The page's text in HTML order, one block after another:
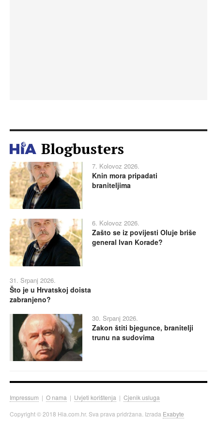
Blogbusters
7. Kolovoz 2026.
Knin mora pripadati
braniteljima
6. Kolovoz 2026.
Zašto se iz povijesti Oluje briše
general Ivan Korade?
31. Srpanj 2026.
Što je u Hrvatskoj doista
zabranjeno?
30. Srpanj 2026.
Zakon štiti bjegunce, branitelji
trunu na sudovima
Impressum | O nama | Uvjeti korištenja | Cjenik usluga
Copyright © 2018 Hia.com.hr. Sva prava pridržana. Izrada Exabyte